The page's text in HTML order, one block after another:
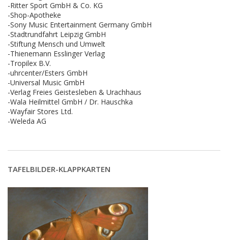
-Ritter Sport GmbH & Co. KG
-Shop-Apotheke
-Sony Music Entertainment Germany GmbH
-Stadtrundfahrt Leipzig GmbH
-Stiftung Mensch und Umwelt
-Thienemann Esslinger Verlag
-Tropilex B.V.
-uhrcenter/Esters GmbH
-Universal Music GmbH
-Verlag Freies Geistesleben & Urachhaus
-Wala Heilmittel GmbH / Dr. Hauschka
-Wayfair Stores Ltd.
-Weleda AG
TAFELBILDER-KLAPPKARTEN